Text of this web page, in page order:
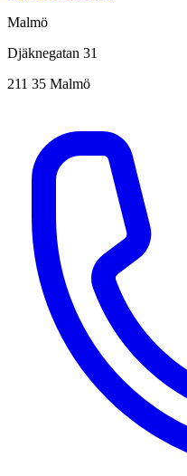
Malmö
Djäknegatan 31
211 35 Malmö